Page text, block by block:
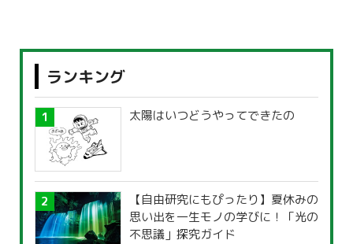
ランキング
太陽はいつどうやってできたの
【自由研究にもぴったり】夏休みの
思い出を一生モノの学びに！「光の
不思議」探究ガイド